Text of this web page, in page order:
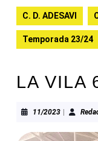
C. D. ADESAVI
Temporada 23/24
LA VILA
11/202311/2023